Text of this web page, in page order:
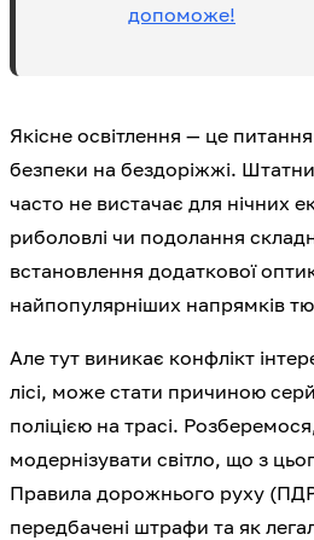
допоможе!
Якісне освітлення — це
безпеки на бездоріжжі.
часто не вистачає для нічних
риболовлі чи подолання
встановлення додаткової
найпопулярніших напрямків
Але тут виникає конфлікт
лісі, може стати причиною
поліцією на трасі.
модернізувати світло, що з
Правила дорожнього руху
передбачені штрафи та як